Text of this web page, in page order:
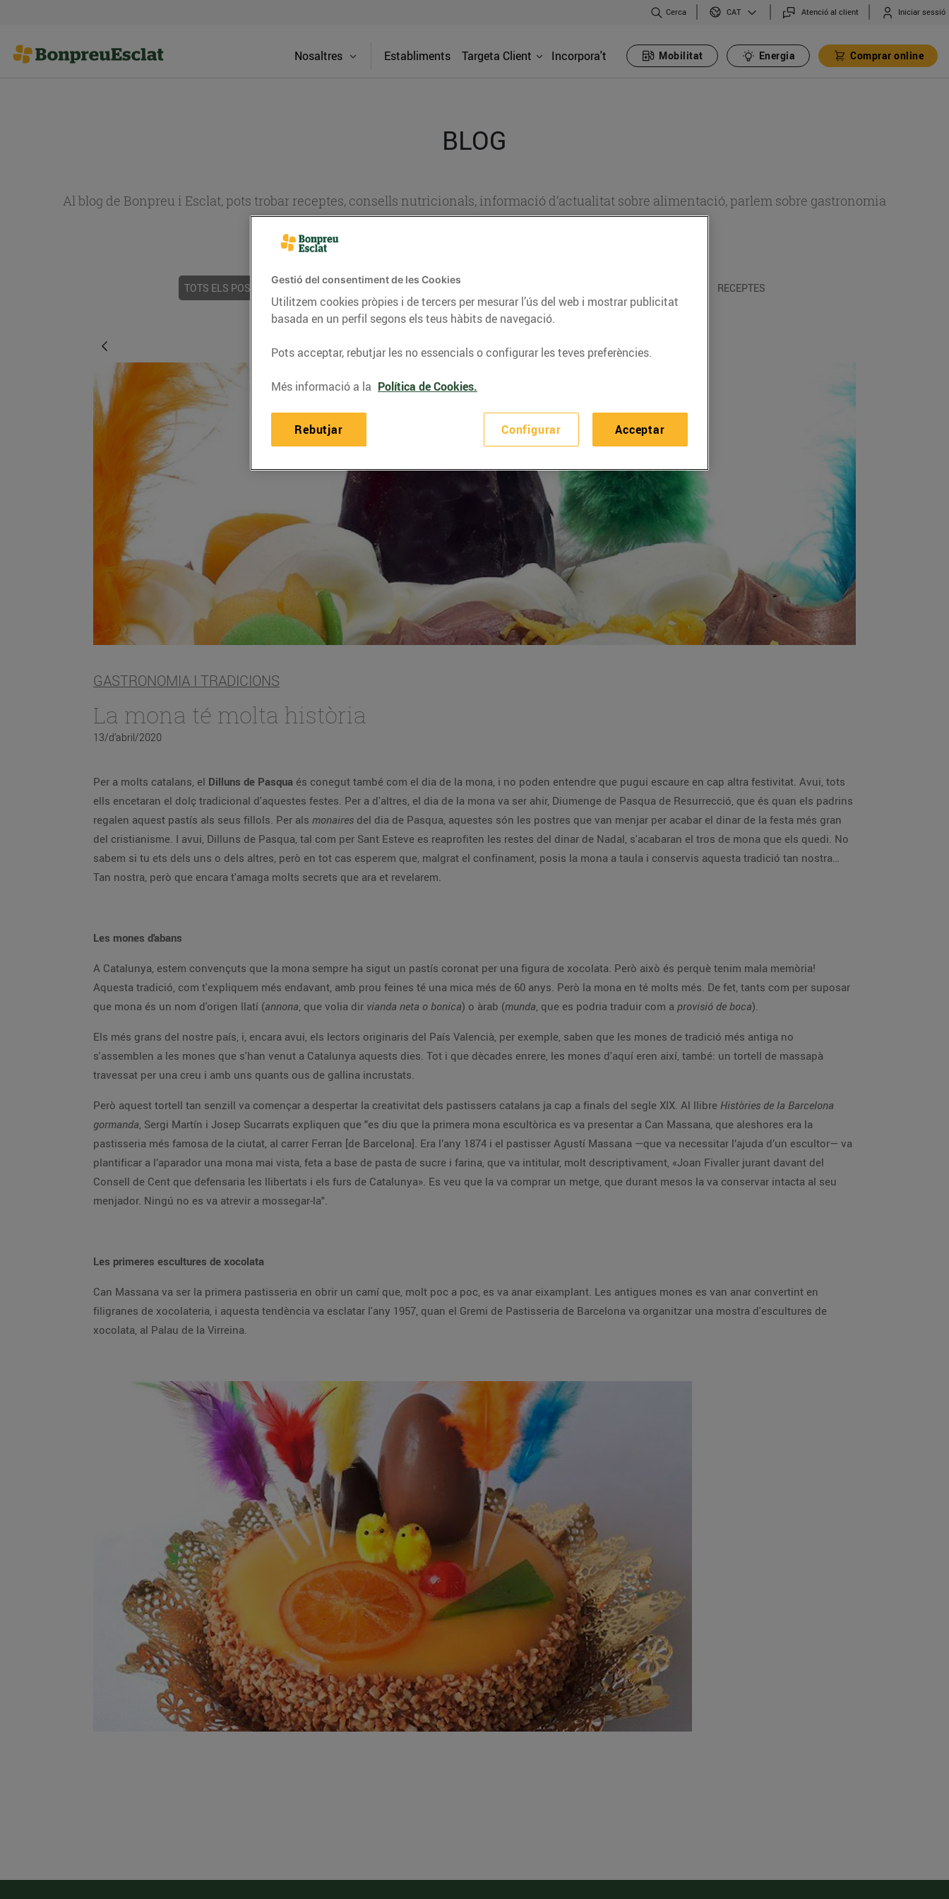
Cerca CAT Atenció al client Iniciar sessió
Nosaltres Establiments Targeta Client Incorpora't Mobilitat Energia Comprar online
BLOG
Al blog de Bonpreu i Esclat, pots trobar receptes, consells nutricionals, informació d’actualitat sobre alimentació, parlem sobre gastronomia
TOTS ELS POSTS ACTUALITAT CONSELLS I HÀBITS SALUDABLES RECEPTES
GASTRONOMIA I TRADICIONS
La mona té molta història
13/d’abril/2020
Per a molts catalans, el Dilluns de Pasqua és conegut també com el dia de la mona, i no poden entendre que pugui escaure en cap altra festivitat. Avui, tots
ells encetaran el dolç tradicional d'aquestes festes. Per a d'altres, el dia de la mona va ser ahir, Diumenge de Pasqua de Resurrecció, que és quan els padrins
regalen aquest pastís als seus fillols. Per als monaires del dia de Pasqua, aquestes són les postres que van menjar per acabar el dinar de la festa més gran
del cristianisme. I avui, Dilluns de Pasqua, tal com per Sant Esteve es reaprofiten les restes del dinar de Nadal, s'acabaran el tros de mona que els quedi. No
sabem si tu ets dels uns o dels altres, però en tot cas esperem que, malgrat el confinament, posis la mona a taula i conservis aquesta tradició tan nostra…
Tan nostra, però que encara t'amaga molts secrets que ara et revelarem.
Les mones d'abans
A Catalunya, estem convençuts que la mona sempre ha sigut un pastís coronat per una figura de xocolata. Però això és perquè tenim mala memòria!
Aquesta tradició, com t'expliquem més endavant, amb prou feines té una mica més de 60 anys. Però la mona en té molts més. De fet, tants com per suposar
que mona és un nom d'origen llatí (annona, que volia dir vianda neta o bonica) o àrab (munda, que es podria traduir com a provisió de boca).
Els més grans del nostre país, i, encara avui, els lectors originaris del País Valencià, per exemple, saben que les mones de tradició més antiga no
s'assemblen a les mones que s'han venut a Catalunya aquests dies. Tot i que dècades enrere, les mones d'aquí eren així, també: un tortell de massapà
travessat per una creu i amb uns quants ous de gallina incrustats.
Però aquest tortell tan senzill va començar a despertar la creativitat dels pastissers catalans ja cap a finals del segle XIX. Al llibre Històries de la Barcelona
gormanda, Sergi Martín i Josep Sucarrats expliquen que "es diu que la primera mona escultòrica es va presentar a Can Massana, que aleshores era la
pastisseria més famosa de la ciutat, al carrer Ferran [de Barcelona]. Era l’any 1874 i el pastisser Agustí Massana —que va necessitar l’ajuda d’un escultor— va
plantificar a l’aparador una mona mai vista, feta a base de pasta de sucre i farina, que va intitular, molt descriptivament, «Joan Fivaller jurant davant del
Consell de Cent que defensaria les llibertats i els furs de Catalunya». Es veu que la va comprar un metge, que durant mesos la va conservar intacta al seu
menjador. Ningú no es va atrevir a mossegar-la".
Les primeres escultures de xocolata
Can Massana va ser la primera pastisseria en obrir un camí que, molt poc a poc, es va anar eixamplant. Les antigues mones es van anar convertint en
filigranes de xocolateria, i aquesta tendència va esclatar l'any 1957, quan el Gremi de Pastisseria de Barcelona va organitzar una mostra d'escultures de
xocolata, al Palau de la Virreina.
Gestió del consentiment de les Cookies
Utilitzem cookies pròpies i de tercers per mesurar l’ús del web i mostrar publicitat
basada en un perfil segons els teus hàbits de navegació.
Pots acceptar, rebutjar les no essencials o configurar les teves preferències.
Més informació a la Política de Cookies.
Configurar
Rebutjar Acceptar